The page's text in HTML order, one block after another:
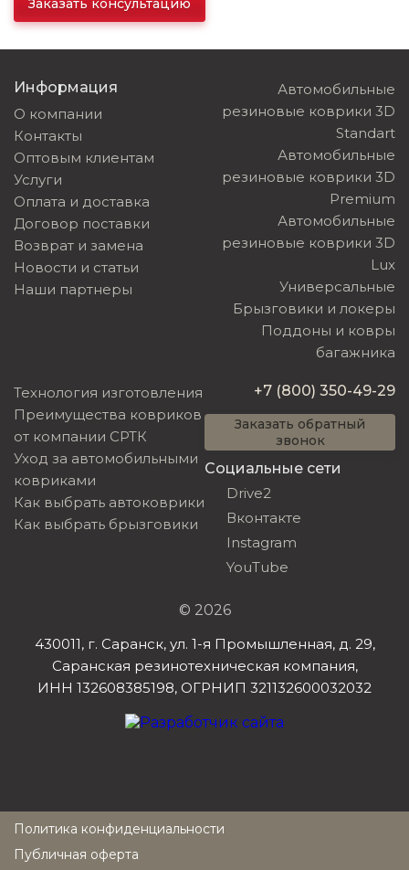
Заказать консультацию
Информация
О компании
Контакты
Оптовым клиентам
Услуги
Оплата и доставка
Договор поставки
Возврат и замена
Новости и статьи
Наши партнеры
Автомобильные
резиновые коврики 3D
Standart
Автомобильные
резиновые коврики 3D
Premium
Автомобильные
резиновые коврики 3D
Lux
Универсальные
Брызговики и локеры
Поддоны и ковры
багажника
Технология изготовления
Преимущества ковриков
от компании СРТК
Уход за автомобильными
ковриками
Как выбрать автоковрики
Как выбрать брызговики
+7 (800) 350-49-29
Заказать обратный
звонок
Социальные сети
Drive2
Вконтакте
Instagram
YouTube
© 2026
430011, г. Саранск, ул. 1-я Промышленная, д. 29,
Саранская резинотехническая компания,
ИНН 132608385198, ОГРНИП 321132600032032
Политика конфиденциальности
Публичная оферта